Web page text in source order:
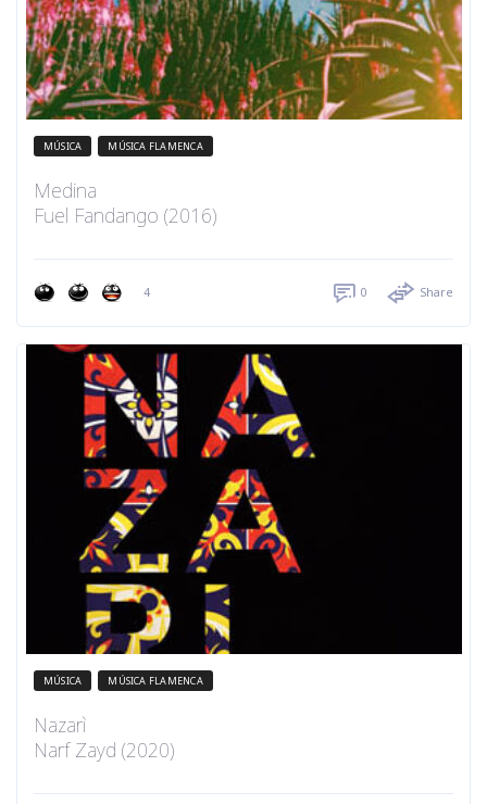
MÚSICA MÚSICA FLAMENCA
Medina
Fuel Fandango (2016)
4 0 Share
MÚSICA MÚSICA FLAMENCA
Nazarì
Narf Zayd (2020)